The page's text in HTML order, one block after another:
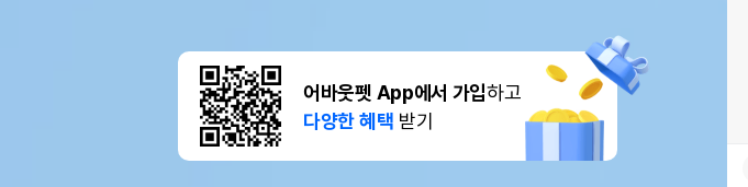
어바웃펫 App에서 가입하고
다양한 혜택 받기